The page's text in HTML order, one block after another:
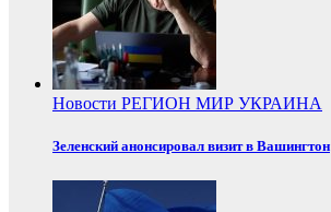
Новости РЕГИОН МИР УКРАИНА
Зеленский анонсировал визит в Вашингтон